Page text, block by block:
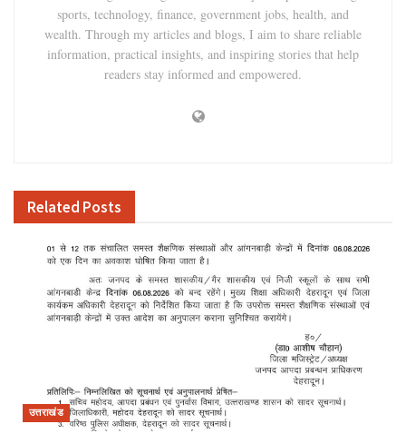
sports, technology, finance, government jobs, health, and
wealth. Through my articles and blogs, I aim to share reliable
information, practical insights, and inspiring stories that help
readers stay informed and empowered.
Related Posts
उत्तराखंड